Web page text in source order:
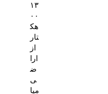
۱۳
۰۰
هک
تار
از
ارا
ض
ی
میا